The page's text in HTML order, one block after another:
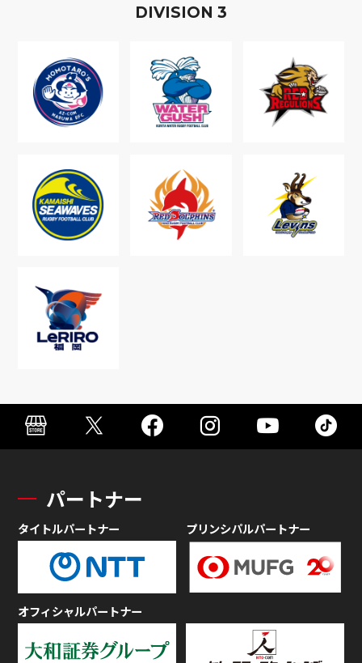
DIVISION 3
パートナー
タイトルパートナー プリンシパルパートナー
オフィシャルパートナー